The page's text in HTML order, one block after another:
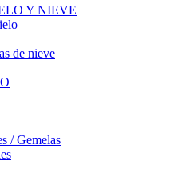
Y NIEVE
de nieve
/ Gemelas